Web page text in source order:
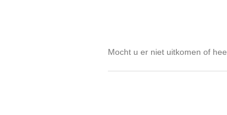
Mocht u er niet uitkomen of